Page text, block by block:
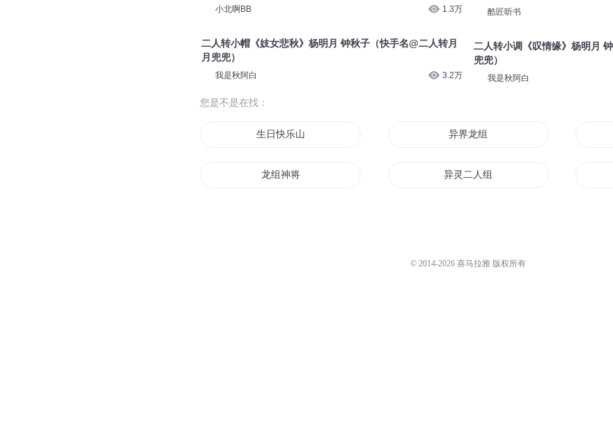
小北啊BB 1.3万
二人转小帽《妓女悲秋》杨明月 钟秋子（快手名@二人转月
月兜兜）
我是秋阿白 3.2万
酷匠听书
二人转小调《叹情缘》杨明月
兜兜）
我是秋阿白
您是不是在找：
生日快乐山组年上 异界龙组
龙组神将 异灵二人组
© 2014-2026 喜马拉雅 版权所有